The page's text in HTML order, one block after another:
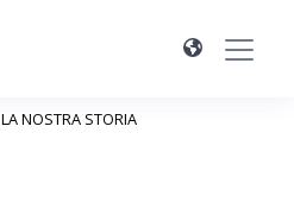
LA NOSTRA STORIA